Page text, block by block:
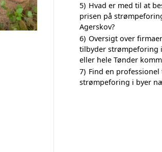
5) Hvad er med til at
prisen på
Agerskov?
6) Oversigt over
tilbyder strømpeforing
eller hele Tønder
7) Find en professionel
strømpeforing i byer